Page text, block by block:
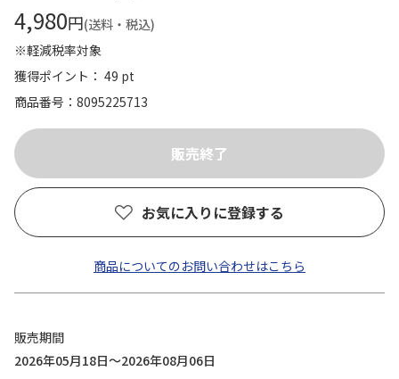
4,980円(送料・税込)
※軽減税率対象
獲得ポイント： 49 pt
商品番号
8095225713
お気に入りに登録する
商品についてのお問い合わせはこちら
販売期間
2026年05月18日～2026年08月06日